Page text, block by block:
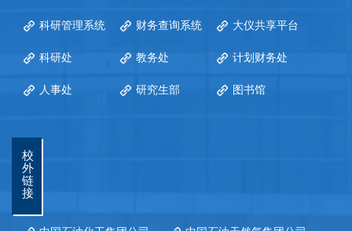
科研管理系统 财务查询系统 大仪共享平台
科研处 教务处 计划财务处
人事处 研究生部 图书馆
校
外
链
接